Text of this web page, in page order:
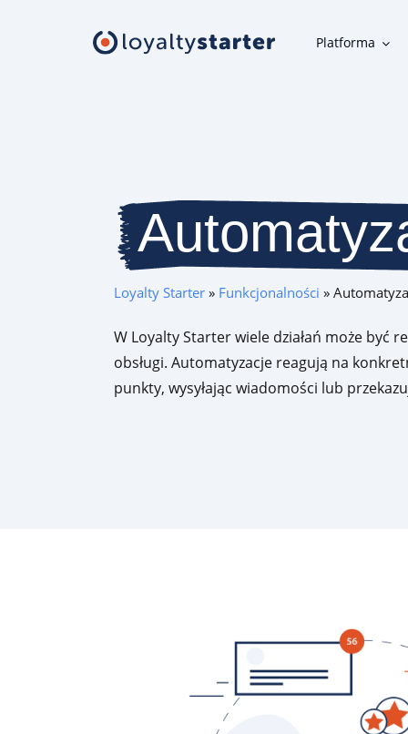
Platforma
narzędzia klienta
Moduły organizatora
lojalnościowego
Zainspiruj się case studies z prawdziwych wdrożeń naszych
Loyalty Starter» Funkcjonalności »
W Loyalty Starter wiele działań może być
obsługi. Automatyzacje reagują na
punkty, wysyłając wiadomości lub